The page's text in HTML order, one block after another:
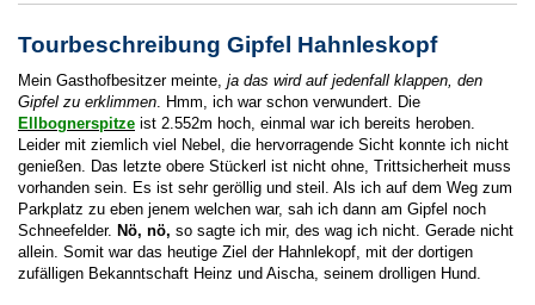
Tourbeschreibung Gipfel Hahnleskopf
Mein Gasthofbesitzer meinte, ja das wird auf jedenfall klappen, den
Gipfel zu erklimmen. Hmm, ich war schon verwundert. Die
Ellbognerspitze ist 2.552m hoch, einmal war ich bereits heroben.
Leider mit ziemlich viel Nebel, die hervorragende Sicht konnte ich nicht
genießen. Das letzte obere Stückerl ist nicht ohne, Trittsicherheit muss
vorhanden sein. Es ist sehr geröllig und steil. Als ich auf dem Weg zum
Parkplatz zu eben jenem welchen war, sah ich dann am Gipfel noch
Schneefelder. Nö, nö, so sagte ich mir, des wag ich nicht. Gerade nicht
allein. Somit war das heutige Ziel der Hahnlekopf, mit der dortigen
zufälligen Bekanntschaft Heinz und Aischa, seinem drolligen Hund.